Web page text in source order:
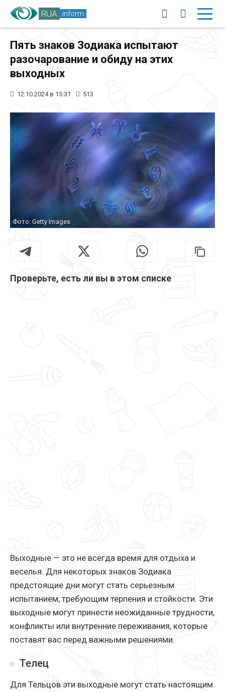
RUA inform
Пять знаков Зодиака испытают
разочарование и обиду на этих
выходных
12.10.2024 в 15:31 513
Фото: Getty Images
Проверьте, есть ли вы в этом списке
Выходные — это не всегда время для отдыха и
веселья. Для некоторых знаков Зодиака
предстоящие дни могут стать серьезным
испытанием, требующим терпения и стойкости. Эти
выходные могут принести неожиданные трудности,
конфликты или внутренние переживания, которые
поставят вас перед важными решениями.
Телец
Для Тельцов эти выходные могут стать настоящим